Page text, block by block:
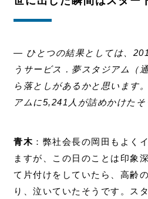
― ひとつの結果としては、
うサービス．夢スタジアム（
ら落としがあるかと思います
アムに5,241人が詰めかけたそ
青木 ：弊社会長の岡田もよく
ますが、この日のことは印象
て片付けをしていたら、高齢
り、泣いていたそうです。ス